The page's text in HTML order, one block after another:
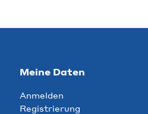
Meine Daten
Anmelden
Registrierung